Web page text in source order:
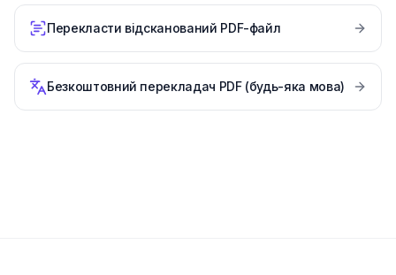
Перекласти відсканований PDF-файл
Безкоштовний перекладач PDF (будь-яка мова)